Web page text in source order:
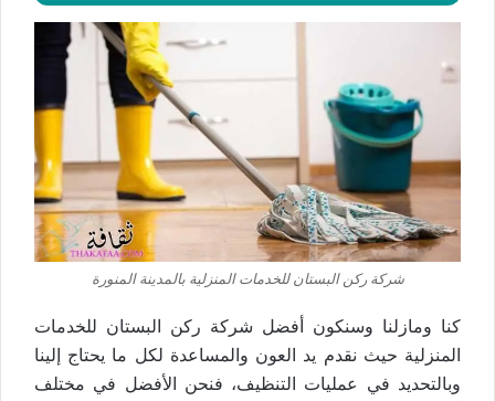
شركة ركن البستان للخدمات المنزلية بالمدينة المنورة
كنا ومازلنا وسنكون أفضل شركة ركن البستان للخدمات
المنزلية حيث نقدم يد العون والمساعدة لكل ما يحتاج إلينا
وبالتحديد في عمليات التنظيف، فنحن الأفضل في مختلف